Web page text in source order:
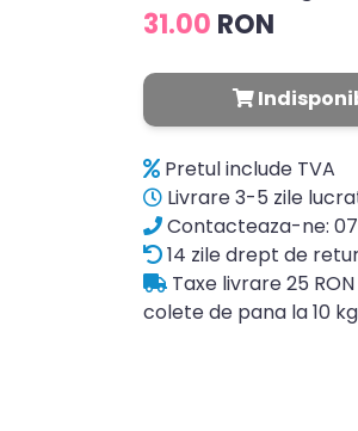
31.00 RON
Pretul include TVA
Livrare 3-5 zile
Contacteaza-ne:
14 zile drept de
Taxe livrare 25
colete de pana la 10